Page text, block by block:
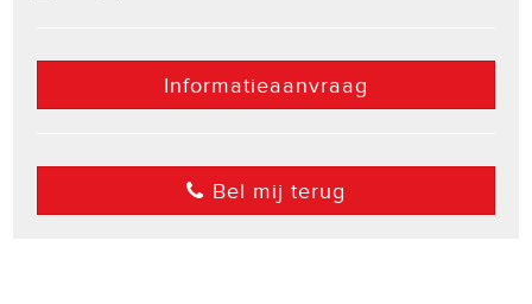
Informatieaanvraag
Bel mij terug